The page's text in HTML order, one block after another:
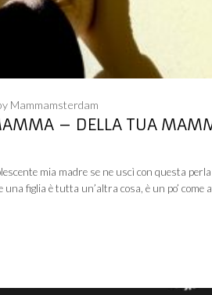
– DELLA TUA
Mammamsterdam
mia madre se ne uscì con questa
una figlia è tutta un’altra cosa, è un po’ come